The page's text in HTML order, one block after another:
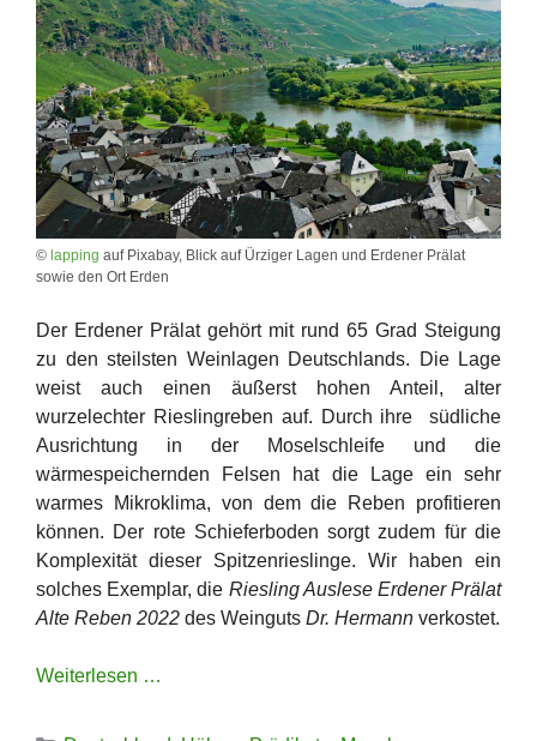
© lapping auf Pixabay, Blick auf Ürziger Lagen und Erdener Prälat
sowie den Ort Erden
Der Erdener Prälat gehört mit rund 65 Grad Steigung
zu den steilsten Weinlagen Deutschlands. Die Lage
weist auch einen äußerst hohen Anteil, alter
wurzelechter Rieslingreben auf. Durch ihre südliche
Ausrichtung in der Moselschleife und die
wärmespeichernden Felsen hat die Lage ein sehr
warmes Mikroklima, von dem die Reben profitieren
können. Der rote Schieferboden sorgt zudem für die
Komplexität dieser Spitzenrieslinge. Wir haben ein
solches Exemplar, die Riesling Auslese Erdener Prälat
Alte Reben 2022 des Weinguts Dr. Hermann verkostet.
Weiterlesen …